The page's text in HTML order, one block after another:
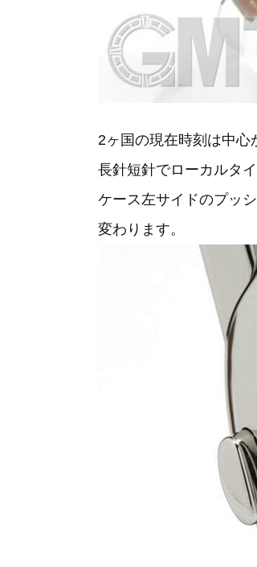
2ヶ国の現在時刻は中心
長針短針でローカルタ
ケース左サイドのプッ
変わります。